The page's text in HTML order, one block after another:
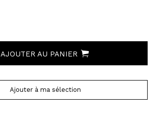
AJOUTER AU PANIER
Ajouter à ma sélection